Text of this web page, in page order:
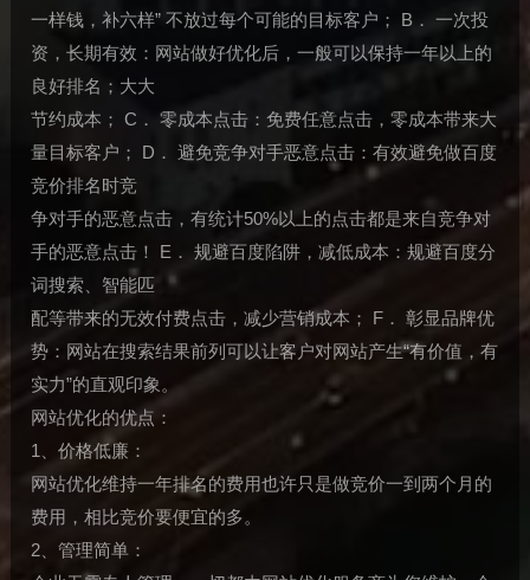
一样钱，补六样” 不放过每个可能的目标客户； B． 一次投
资，长期有效：网站做好优化后，一般可以保持一年以上的
良好排名；大大
节约成本； C． 零成本点击：免费任意点击，零成本带来大
量目标客户； D． 避免竞争对手恶意点击：有效避免做百度
竞价排名时竞
争对手的恶意点击，有统计50%以上的点击都是来自竞争对
手的恶意点击！ E． 规避百度陷阱，减低成本：规避百度分
词搜索、智能匹
配等带来的无效付费点击，减少营销成本； F． 彰显品牌优
势：网站在搜索结果前列可以让客户对网站产生“有价值，有
实力”的直观印象。
网站优化的优点：
1、价格低廉：
网站优化维持一年排名的费用也许只是做竞价一到两个月的
费用，相比竞价要便宜的多。
2、管理简单：